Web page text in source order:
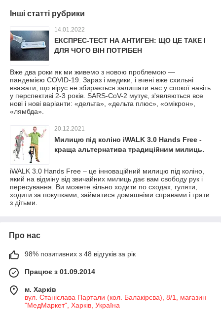
Інші статті рубрики
14.01.2022
ЕКСПРЕС-ТЕСТ НА АНТИГЕН: ЩО ЦЕ ТАКЕ І
ДЛЯ ЧОГО ВІН ПОТРІБЕН
Вже два роки як ми живемо з новою проблемою —
пандемією COVID-19. Зараз і медики, і вчені вже схильні
вважати, що вірус не збирається залишати нас у спокої навіть
у перспективі 2-3 років. SARS-CoV-2 мутує, з'являються все
нові і нові варіанти: «дельта», «дельта плюс», «омікрон»,
«лямбда».
20.12.2021
Милицю під коліно iWALK 3.0 Hands Free -
краща альтернатива традиційним милиць.
iWALK 3.0 Hands Free – це інноваційний милицю під коліно,
який на відміну від звичайних милиць дає вам свободу рук і
пересування. Ви можете вільно ходити по сходах, гуляти,
ходити за покупками, займатися домашніми справами і грати
з дітьми.
Про нас
98% позитивних з 48 відгуків за рік
Працює з 01.09.2014
м. Харків
вул. Станіслава Партали (кол. Балакірєва), 8/1, магазин
"МедМаркет", Харків, Україна